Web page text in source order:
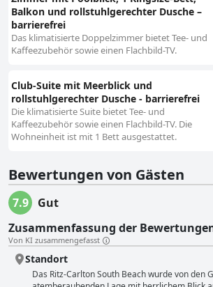
Balkon und rollstuhlgerechter Dusche –
barrierefrei
Das klimatisierte Doppelzimmer bietet Tee- und
Kaffeezubehör sowie einen Flachbild-TV.
Club-Suite mit Meerblick und
rollstuhlgerechter Dusche - barrierefrei
Die klimatisierte Suite bietet Tee- und
Kaffeezubehör sowie einen Flachbild-TV. Die
Wohneinheit ist mit 1 Bett ausgestattet.
Bewertungen von Gästen
7.9
Gut
Zusammenfassung der
Von KI zusammengefasst
Standort
Das Ritz-Carlton South Beach wurde von den